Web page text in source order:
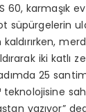
60,
iki
25
yazıyor”